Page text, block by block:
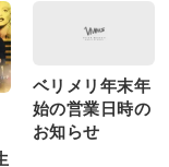
ベリメリ年末年
始の営業日時の
お知らせ